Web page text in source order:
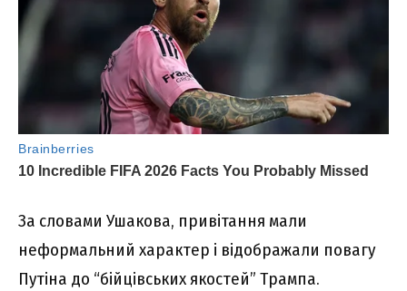
За словами Ушакова, привітання мали
неформальний характер і відображали повагу
Путіна до “бійцівських якостей” Трампа.